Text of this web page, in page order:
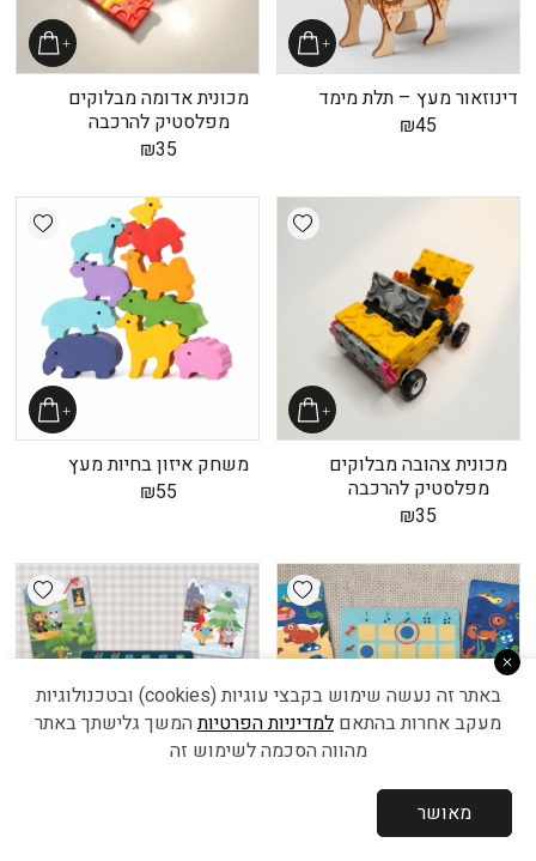
דינוזאור מעץ – תלת מימד
₪45
מכונית אדומה מבלוקים
מפלסטיק להרכבה
₪35
Add wishlist
מכונית צהובה מבלוקים
מפלסטיק להרכבה
₪35
משחק איזון בחיות מעץ
₪55
Add wishlist
משחק להתאמת כמות
באתר זה נעשה שימוש בקבצי עוגיות (cookies) ובטכנולוגיות
מעקב אחרות בהתאם למדיניות הפרטיותהמשך גלישתך באתר
מהווה הסכמה לשימוש זה
מאושר